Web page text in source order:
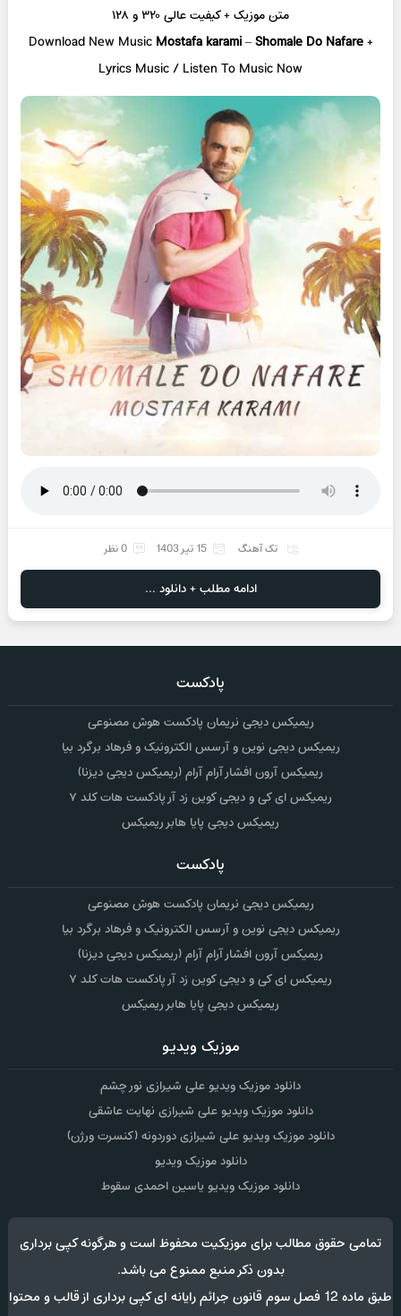
متن موزیک + کیفیت عالی ۳۲۰ و ۱۲۸
Download New Music Mostafa karami–Shomale Do Nafare+
Lyrics Music / Listen To Music Now
تک آهنگ 15 تیر 1403 0 نظر
ادامه مطلب + دانلود ...
پادکست
ریمیکس دیجی نریمان پادکست هوش مصنوعی
ریمیکس دیجی نوین و آرسس الکترونیک و فرهاد برگرد بیا
ریمیکس آرون افشار آرام آرام (ریمیکس دیجی دیزنا)
ریمیکس ای کی و دیجی کوین زد آر پادکست هات کلد ۷
ریمیکس دیجی پایا هابر ریمیکس
پادکست
ریمیکس دیجی نریمان پادکست هوش مصنوعی
ریمیکس دیجی نوین و آرسس الکترونیک و فرهاد برگرد بیا
ریمیکس آرون افشار آرام آرام (ریمیکس دیجی دیزنا)
ریمیکس ای کی و دیجی کوین زد آر پادکست هات کلد ۷
ریمیکس دیجی پایا هابر ریمیکس
موزیک ویدیو
دانلود موزیک ویدیو علی شیرازی نور چشم
دانلود موزیک ویدیو علی شیرازی نهایت عاشقی
دانلود موزیک ویدیو علی شیرازی دوردونه (کنسرت ورژن)
دانلود موزیک ویدیو
دانلود موزیک ویدیو یاسین احمدی سقوط
تمامی حقوق مطالب برای موزیکیت محفوظ است و هرگونه کپی برداری
بدون ذکر منبع ممنوع می باشد.
طبق ماده 12 فصل سوم قانون جرائم رایانه ای کپی برداری از قالب و محتوا